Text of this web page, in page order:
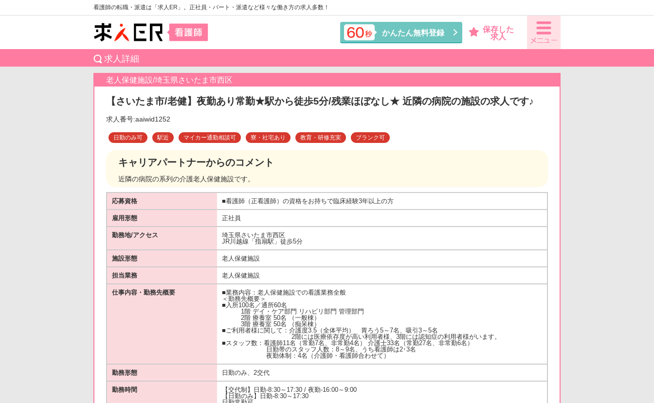
看護師の転職・派遣は「求人ER」。正社員・パート・派遣など様々な働き方の求人多数！
かんたん無料登録
保存した
求人
求人詳細
老人保健施設/埼玉県さいたま市西区
【さいたま市/老健】夜勤あり常勤★駅から徒歩5分/残業ほぼなし★ 近隣の病院の施設の求人です♪
求人番号:aaiwid1252
日勤のみ可 駅近 マイカー通勤相談可 寮・社宅あり 教育・研修充実 ブランク可
キャリアパートナーからのコメント
近隣の病院の系列の介護老人保健施設です。
応募資格 ■看護師（正看護師）の資格をお持ちで臨床経験3年以上の方
雇用形態 正社員
勤務地/アクセス
埼玉県さいたま市西区
JR川越線「指扇駅」徒歩5分
施設形態 老人保健施設
担当業務 老人保健施設
仕事内容・勤務先概要
■業務内容：老人保健施設での看護業務全般
＜勤務先概要＞
■入所100名／通所60名
1階 デイ・ケア部門 リハビリ部門 管理部門
2階 療養室 50名 （一般棟）
3階 療養室 50名 （痴呆棟）
■ご利用者様に関して：介護度3.5（全体平均） 胃ろう5～7名、吸引3～5名
2階には医療依存度が高い利用者様、3階には認知症の利用者様がいます。
■スタッフ数：看護師11名（常勤7名、非常勤4名） 介護士33名（常勤27名、非常勤6名）
日勤帯のスタッフ人数：8～9名、うち看護師は2･3名
夜勤体制：4名（介護師・看護師合わせて）
勤務形態 日勤のみ、2交代
勤務時間
【交代制】日勤-8:30～17:30 / 夜勤-16:00～9:00
【日勤のみ】日勤-8:30～17:30